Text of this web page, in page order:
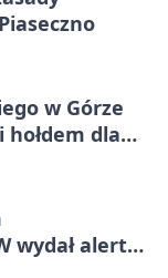
w Górze
dla
wydał alert